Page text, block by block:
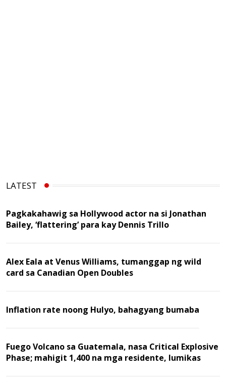
LATEST
Pagkakahawig sa Hollywood actor na si Jonathan
Bailey, ‘flattering’ para kay Dennis Trillo
Alex Eala at Venus Williams, tumanggap ng wild
card sa Canadian Open Doubles
Inflation rate noong Hulyo, bahagyang bumaba
Fuego Volcano sa Guatemala, nasa Critical Explosive
Phase; mahigit 1,400 na mga residente, lumikas